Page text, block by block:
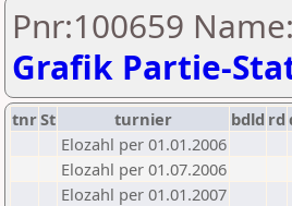
Pnr:100659
Grafik Partie-
tnrSt turnier bdld rd
Elozahl per 01.01.2006
Elozahl per 01.07.2006
Elozahl per 01.01.2007